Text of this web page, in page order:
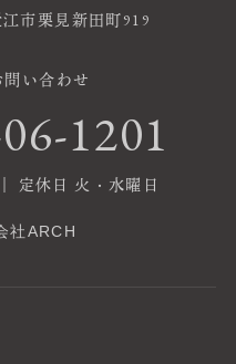
市栗見新田町919
い合わせ
1201
定休日 火・水曜日
社ARCH